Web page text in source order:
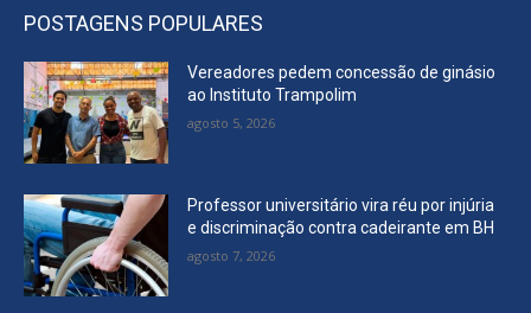
POSTAGENS POPULARES
Vereadores pedem concessão de ginásio
ao Instituto Trampolim
agosto 5, 2026
Professor universitário vira réu por injúria
e discriminação contra cadeirante em BH
agosto 7, 2026